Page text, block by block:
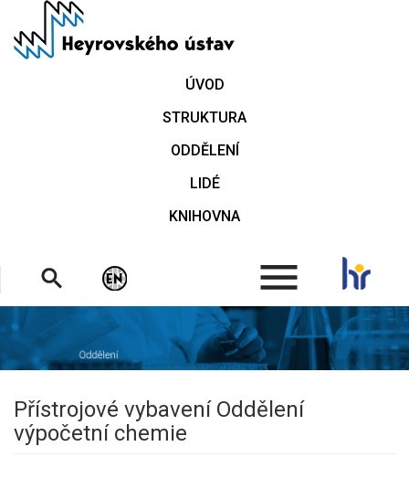
hlavnímu
ÚVOD
STRUKTURA
ODDĚLENÍ
LIDÉ
KNIHOVNA
.
Přístrojové vybavení Oddělení
výpočetní chemie